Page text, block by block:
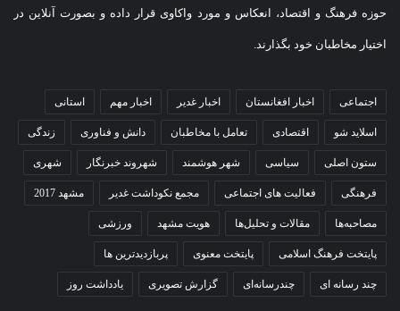
حوزه فرهنگ و اقتصاد، انعکاس و مورد واکاوی قرار داده و بصورت آنلاین در
اختیار مخاطبان خود بگذارند.
اجتماعی اخبار افغانستان اخبار غدیر اخبار مهم استانی
اسلاید شو اقتصادی تعامل با مخاطبان دانش و فناوری زندگی
ستون اصلی سیاسی شهر هوشمند شهروند خبرنگار شهری
فرهنگی فعالیت های اجتماعی مجمع نکوداشت غدیر مشهد 2017
مصاحبه‌ها مقالات و تحلیل‌ها هویت مشهد ورزشی
پایتخت فرهنگ اسلامی پایتخت معنوی پربازدیدترین ها
چند رسانه ای چندرسانه‌ای گزارش تصویری یادداشت روز